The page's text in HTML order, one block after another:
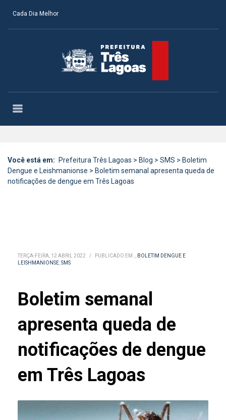
Cada Dia Melhor
Você está em: Prefeitura Três Lagoas > Blog > SMS > Boletim
Dengue e Leishmanionse > Boletim semanal apresenta queda de
notificações de dengue em Três Lagoas
TERÇA-FEIRA, 12 ABRIL 2022 / PUBLICADO EM ., BOLETIM DENGUE E
LEISHMANIONSE,SMS
Boletim semanal
apresenta queda de
notificações de dengue
em Três Lagoas